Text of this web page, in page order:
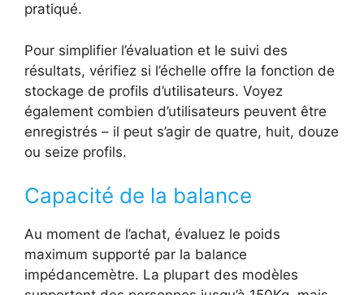
pratiqué.
Pour simplifier l’évaluation et le suivi des
résultats, vérifiez si l’échelle offre la fonction de
stockage de profils d’utilisateurs. Voyez
également combien d’utilisateurs peuvent être
enregistrés – il peut s’agir de quatre, huit, douze
ou seize profils.
Capacité de la balance
Au moment de l’achat, évaluez le poids
maximum supporté par la balance
impédancemètre. La plupart des modèles